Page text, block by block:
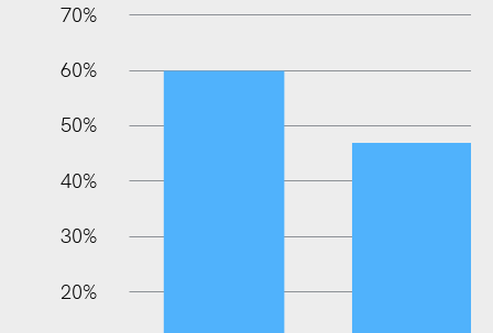
10%
70%
60%
50%
40%
30%
20%